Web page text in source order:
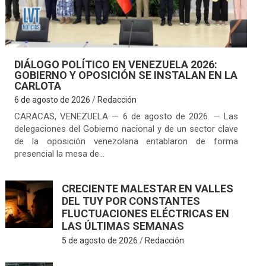
DIÁLOGO POLÍTICO EN VENEZUELA 2026:
GOBIERNO Y OPOSICIÓN SE INSTALAN EN LA
CARLOTA
6 de agosto de 2026 Redacción
CARACAS, VENEZUELA — 6 de agosto de 2026. — Las
delegaciones del Gobierno nacional y de un sector clave
de la oposición venezolana entablaron de forma
presencial la mesa de…
CRECIENTE MALESTAR EN VALLES
DEL TUY POR CONSTANTES
FLUCTUACIONES ELÉCTRICAS EN
LAS ÚLTIMAS SEMANAS
5 de agosto de 2026 Redacción